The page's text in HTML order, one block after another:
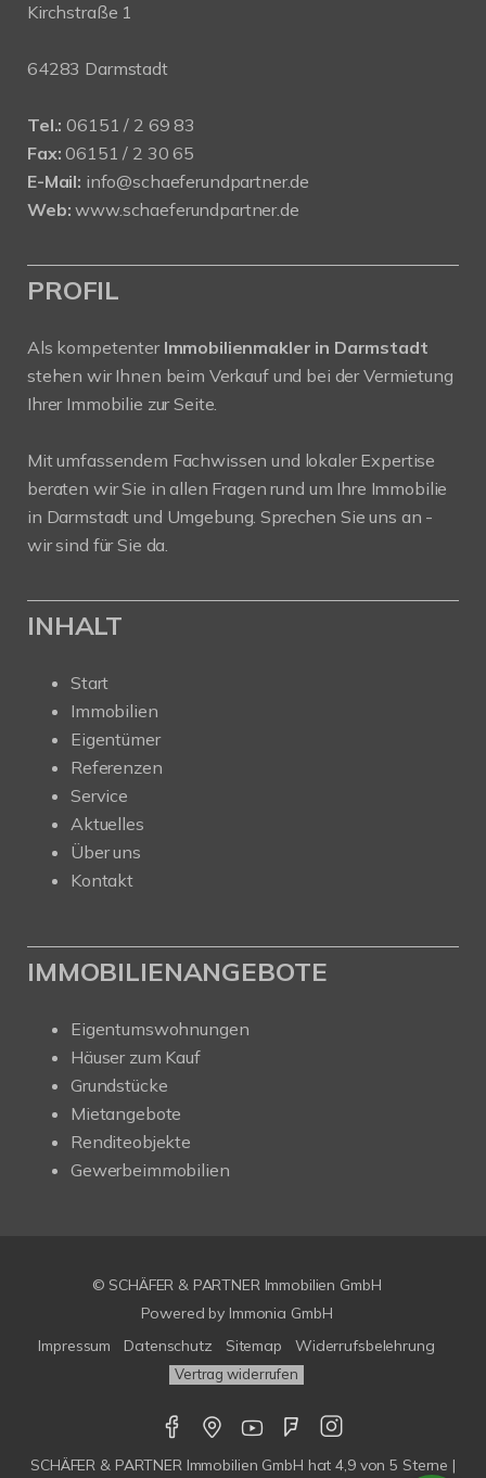
Kirchstraße 1
64283 Darmstadt
Tel.: 06151 / 2 69 83
Fax: 06151 / 2 30 65
E-Mail: info@schaeferundpartner.de
Web: www.schaeferundpartner.de
PROFIL
Als kompetenter Immobilienmakler in Darmstadt
stehen wir Ihnen beim Verkauf und bei der Vermietung
Ihrer Immobilie zur Seite.
Mit umfassendem Fachwissen und lokaler Expertise
beraten wir Sie in allen Fragen rund um Ihre Immobilie
in Darmstadt und Umgebung. Sprechen Sie uns an -
wir sind für Sie da.
INHALT
Start
Immobilien
Eigentümer
Referenzen
Service
Aktuelles
Über uns
Kontakt
IMMOBILIENANGEBOTE
Eigentumswohnungen
Häuser zum Kauf
Grundstücke
Mietangebote
Renditeobjekte
Gewerbeimmobilien
© SCHÄFER & PARTNER Immobilien GmbH
Powered by Immonia GmbH
Impressum
Datenschutz Sitemap Widerrufsbelehrung
Vertrag widerrufen
SCHÄFER & PARTNER Immobilien GmbH hat4,9von5 Sterne |